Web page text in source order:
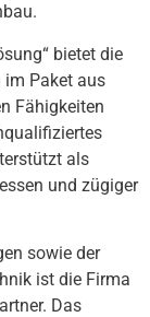
bietet die
im Paket aus
Fähigkeiten
als
und zügiger
sowie der
ist die Firma
Das